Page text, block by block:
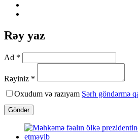
Rəy yaz
Ad *
Rəyiniz *
Oxudum və razıyam Şərh göndərmə
Göndər